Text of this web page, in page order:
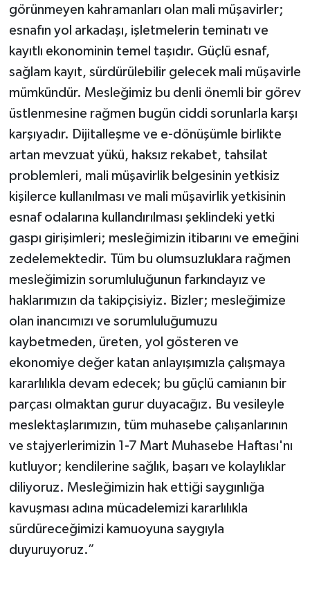
görünmeyen kahramanları olan mali müşavirler;
esnafın yol arkadaşı, işletmelerin teminatı ve
kayıtlı ekonominin temel taşıdır. Güçlü esnaf,
sağlam kayıt, sürdürülebilir gelecek mali müşavirle
mümkündür. Mesleğimiz bu denli önemli bir görev
üstlenmesine rağmen bugün ciddi sorunlarla karşı
karşıyadır. Dijitalleşme ve e-dönüşümle birlikte
artan mevzuat yükü, haksız rekabet, tahsilat
problemleri, mali müşavirlik belgesinin yetkisiz
kişilerce kullanılması ve mali müşavirlik yetkisinin
esnaf odalarına kullandırılması şeklindeki yetki
gaspı girişimleri; mesleğimizin itibarını ve emeğini
zedelemektedir. Tüm bu olumsuzluklara rağmen
mesleğimizin sorumluluğunun farkındayız ve
haklarımızın da takipçisiyiz. Bizler; mesleğimize
olan inancımızı ve sorumluluğumuzu
kaybetmeden, üreten, yol gösteren ve
ekonomiye değer katan anlayışımızla çalışmaya
kararlılıkla devam edecek; bu güçlü camianın bir
parçası olmaktan gurur duyacağız. Bu vesileyle
meslektaşlarımızın, tüm muhasebe çalışanlarının
ve stajyerlerimizin 1-7 Mart Muhasebe Haftası'nı
kutluyor; kendilerine sağlık, başarı ve kolaylıklar
diliyoruz. Mesleğimizin hak ettiği saygınlığa
kavuşması adına mücadelemizi kararlılıkla
sürdüreceğimizi kamuoyuna saygıyla
duyuruyoruz.”